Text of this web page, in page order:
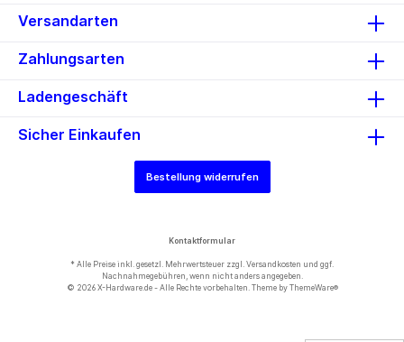
Versandarten
Zahlungsarten
Ladengeschäft
Sicher Einkaufen
Bestellung widerrufen
Kontaktformular
* Alle Preise inkl. gesetzl. Mehrwertsteuer zzgl. Versandkosten und ggf.
Nachnahmegebühren, wenn nicht anders angegeben.
© 2026 X-Hardware.de - Alle Rechte vorbehalten. Theme byThemeWare®